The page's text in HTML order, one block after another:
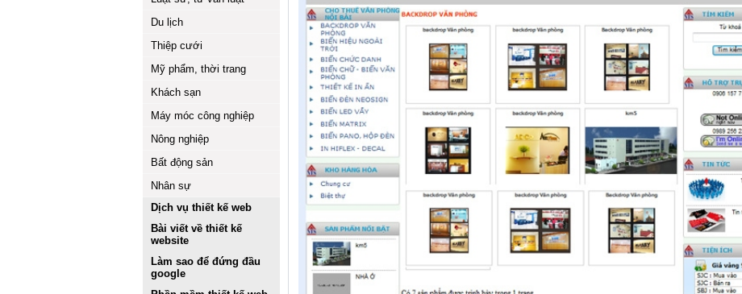
Du lịch
Thiệp cưới
Mỹ phẩm, thời trang
Khách sạn
Máy móc công nghiệp
Nông nghiệp
Bất động sản
Nhân sự
Dịch vụ thiết kế web
Bài viết về thiết kế
website
Làm sao để đứng đầu
google